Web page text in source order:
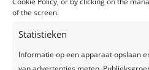
of the screen.
Statistieken
Informatie op een apparaat opslaan